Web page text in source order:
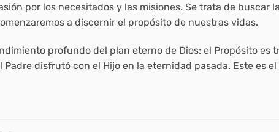
por los necesitados y las misiones. Se trata de buscar
a discernir el propósito de nuestras vidas.
profundo del plan eterno de Dios: el Propósito es
disfrutó con el Hijo en la eternidad pasada. Este es